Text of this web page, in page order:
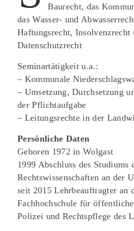
Baurecht, das
das Wasser- und
Haftungsrecht, Insolvenzrecht
Datenschutzrecht
Seminartätigkeit u.a.:
– Kommunale
– Umsetzung, Durchsetzung
der Pflichtaufgabe
– Leitungsrechte in der
Persönliche Daten
Geboren 1972 in Wolgast
1999 Abschluss des Studiums
Rechtswissenschaften an der
seit 2015 Lehrbeauftragter an
Fachhochschule für
Polizei und Rechtspflege des